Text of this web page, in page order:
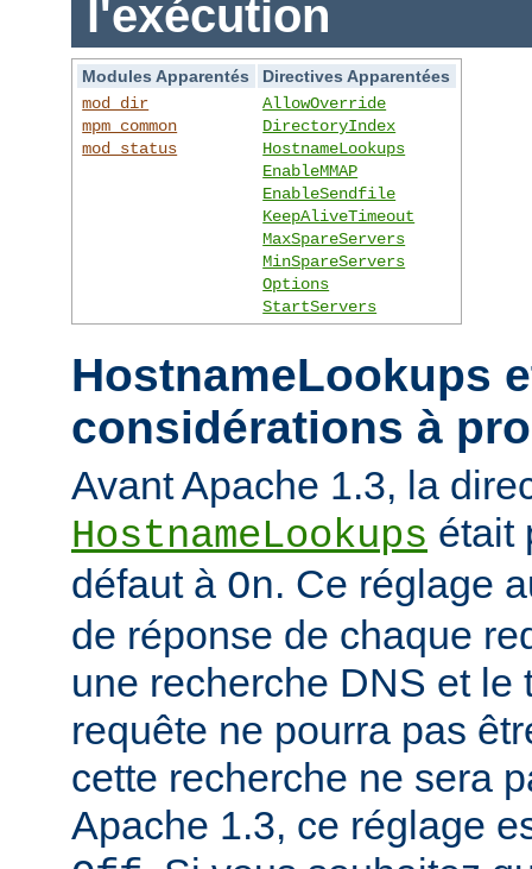
l'exécution
Modules Apparentés
Directives Apparentées
mod_dir
mpm_common
mod_status
AllowOverride
DirectoryIndex
HostnameLookups
EnableMMAP
EnableSendfile
KeepAliveTimeout
MaxSpareServers
MinSpareServers
Options
StartServers
HostnameLookups
considérations à
Avant Apache 1.3, la
HostnameLookups était
défaut à On. Ce réglage
de réponse de chaque
une recherche DNS et le
requête ne pourra pas
cette recherche ne sera
Apache 1.3, ce réglage